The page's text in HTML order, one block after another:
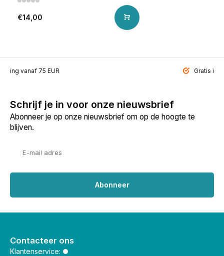
€14,00
vanaf 75 EUR Gratis
Schrijf je in voor onze nieuwsbrief
Abonneer je op onze nieuwsbrief om op de hoogte te
blijven.
Abonneer
Contacteer ons
Klantenservice: